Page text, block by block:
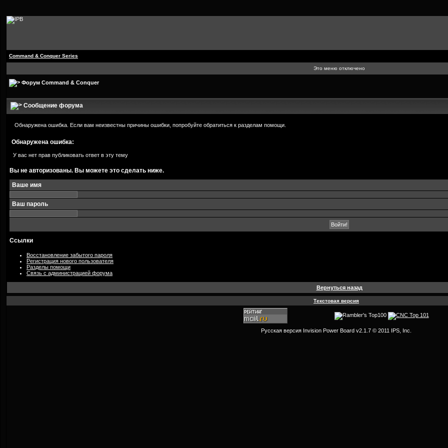
Command & Conquer Series
Это меню отключено
Форум Command & Conquer
Сообщение форума
Обнаружена ошибка. Если вам неизвестны причины ошибки, попробуйте обратиться к разделам помощи.
Обнаружена ошибка:
У вас нет прав публиковать ответ в эту тему
Вы не авторизованы. Вы можете это сделать ниже.
Ваше имя
Ваш пароль
Ссылки
Восстановление забытого пароля
Регистрация нового пользователя
Разделы помощи
Связь с администрацией форума
Вернуться назад
Текстовая версия
Русская версия Invision Power Boardv2.1.7 © 2011 IPS, Inc.